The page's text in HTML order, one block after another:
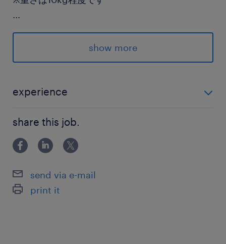
...
「モクモク作業が好き」
「シンプルな手順ですぐ覚えたい」
そんな方にピッタリ！
現場を熟知した担当者が
▶詳細はLINEでご案内♪
サクッと稼げる夕方のスキマ時間！
【ここがメリット！】
show more
experience
て就業できます
share this job.
send via e-mail
print it